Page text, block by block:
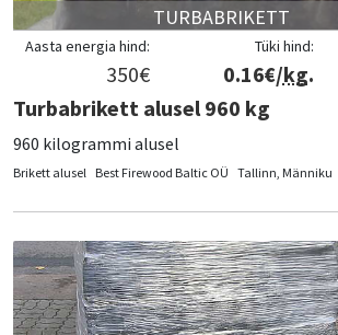
TURBABRIKETT
Tüki hind:
0.16€/kg.
Aasta energia hind:
350€
Turbabrikett alusel 960 kg
960 kilogrammi alusel
Brikett alusel Best Firewood Baltic OÜ Tallinn, Männiku